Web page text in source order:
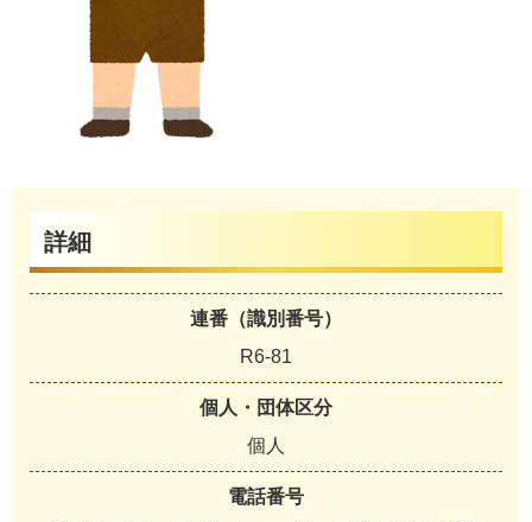
詳細
連番（識別番号）
R6-81
個人・団体区分
個人
電話番号